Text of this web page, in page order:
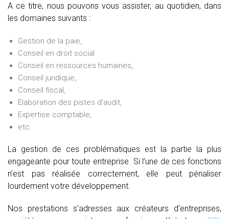
A ce titre, nous pouvons vous assister, au quotidien, dans
les domaines suivants :
Gestion de la paie,
Conseil en droit social
Conseil en ressources humaines,
Conseil juridique,
Conseil fiscal,
Elaboration des pistes d’audit,
Expertise comptable,
etc.
La gestion de ces problématiques est la partie la plus
engageante pour toute entreprise. Si l’une de ces fonctions
n’est pas réalisée correctement, elle peut pénaliser
lourdement votre développement.
Nos prestations s’adresses aux créateurs d’entreprises,